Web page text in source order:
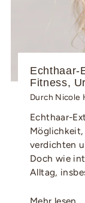
Echthaar-
Fitness,
Durch Nicole
Echthaar-
Möglichkeit,
verdichten
Doch wie
Alltag,